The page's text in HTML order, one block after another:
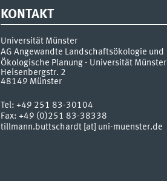
KONTAKT
Universität Münster
AG Angewandte Landschaftsökologie und
Ökologische Planung - Universität Münster
Heisenbergstr. 2
48149 Münster
Tel: +49 251 83-30104
Fax: +49 (0)251 83-38338
tillmann.buttschardt [at] uni-muenster.de